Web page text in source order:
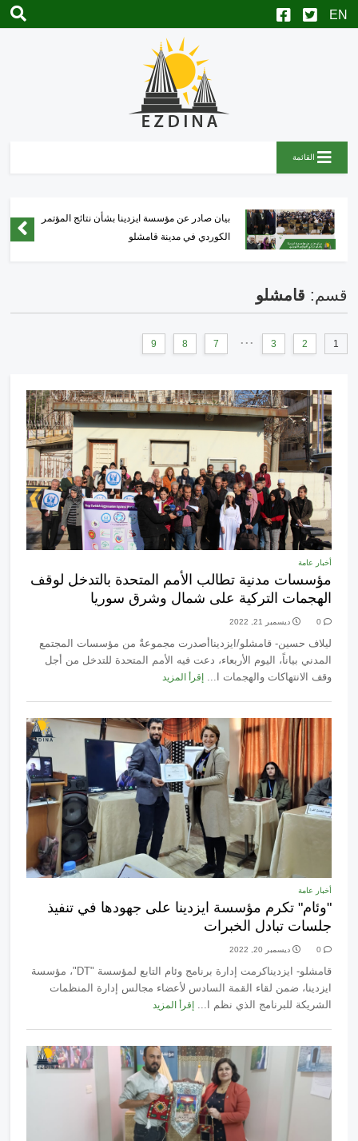
القائمة
نجل قيادي في "العمشات" يعتدي على مدني بريف
عفرين المحتلة
قسم: قامشلو
1
2
3
...
7
8
9
أخبار عامة
مؤسسات مدنية تطالب الأمم المتحدة بالتدخل لوقف
الهجمات التركية على شمال وشرق سوريا
0 ديسمبر 21, 2022
ليلاف حسين- قامشلو/ايزديناأصدرت مجموعةٌ من مؤسسات المجتمع
المدني بياناً، اليوم الأربعاء، دعت فيه الأمم المتحدة للتدخل من أجل
وقف الانتهاكات والهجمات ا...
إقرأ المزيد
أخبار عامة
"وئام" تكرم مؤسسة ايزدينا على جهودها في تنفيذ
جلسات تبادل الخبرات
0 ديسمبر 20, 2022
قامشلو- ايزديناكرمت إدارة برنامج وئام التابع لمؤسسة "DT"، مؤسسة
ايزدينا، ضمن لقاء القمة السادس لأعضاء مجالس إدارة المنظمات
الشريكة للبرنامج الذي نظم ا...
إقرأ المزيد